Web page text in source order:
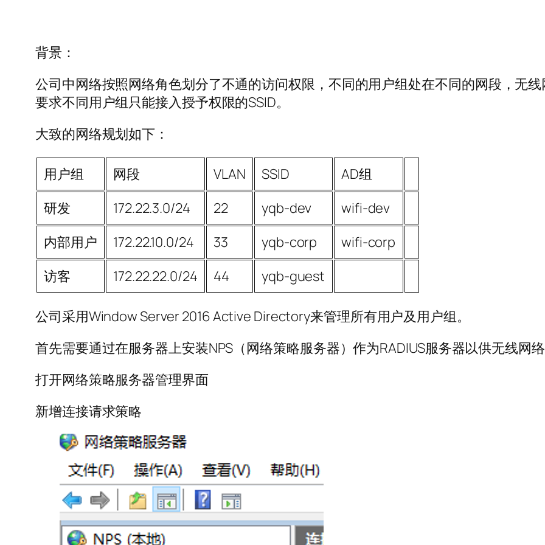
背景：
公司中网络按照网络角色划分了不通的访问权限，不同的用户组处在不同的网段，无线
要求不同用户组只能接入授予权限的SSID。
大致的网络规划如下：
用户组 网段 VLAN SSID
AD组
研发
172.22.3.0/24 22 yqb-dev
wifi-dev
内部用户
172.22.10.0/24 33 yqb-corp
wifi-corp
访客
172.22.22.0/24 44 yqb-guest
公司采用Window Server 2016 Active Directory来管理所有用户及用户组。
首先需要通过在服务器上安装NPS（网络策略服务器）作为RADIUS服务器以供无线网络
打开网络策略服务器管理界面
新增连接请求策略